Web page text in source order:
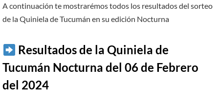
A continuación te mostrarémos todos los resultados del sorteo
de la Quiniela de Tucumán en su edición Nocturna
Resultados de la Quiniela de
Tucumán Nocturna del 06 de Febrero
del 2024